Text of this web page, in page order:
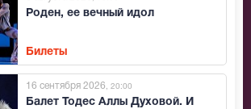
Роден, ее вечный идол
Билеты
Балет Тодес Аллы Духовой. И
16 сентября 2026 , 20:00